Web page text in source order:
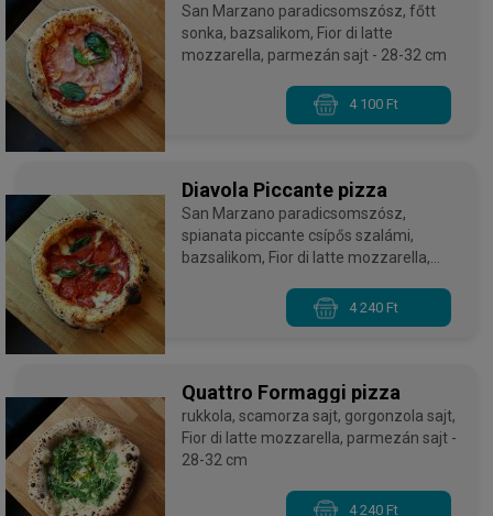
San Marzano paradicsomszósz, főtt
sonka, bazsalikom, Fior di latte
mozzarella, parmezán sajt - 28-32 cm
4 100 Ft
Diavola Piccante pizza
San Marzano paradicsomszósz,
spianata piccante csípős szalámi,
bazsalikom, Fior di latte mozzarella,
4 240 Ft
Quattro Formaggi pizza
rukkola, scamorza sajt, gorgonzola sajt,
Fior di latte mozzarella, parmezán sajt -
28-32 cm
4 240 Ft